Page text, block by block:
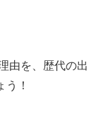
由を、歴代の出
！